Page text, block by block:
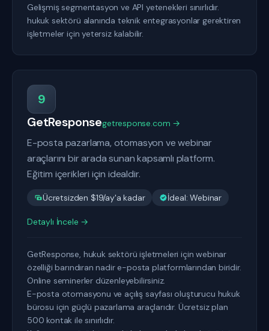
Gelişmiş segmentasyon ve API yetenekleri sınırlıdır.
hukuk sektörü alanında teknik entegrasyonlar gerektiren
işletmeler için yetersiz kalabilir.
9
GetResponsegetresponse.com →
E-posta pazarlama, otomasyon ve webinar
araçlarını bir arada sunan kapsamlı platform.
Eğitim içerikleri için idealdir.
Ücretsizden $19/ay'a kadar İdeal: Webinar
Detaylı İncele →
GetResponse, hukuk sektörü işletmeleri için webinar
özelliği barındıran nadir e-posta platformlarından biridir.
Online seminerler düzenleyebilirsiniz.
E-posta otomasyonu ve açılış sayfası oluşturucu hukuk
bürosu için güçlü pazarlama araçlarıdır. Ücretsiz plan
500 kontak ile sınırlıdır.